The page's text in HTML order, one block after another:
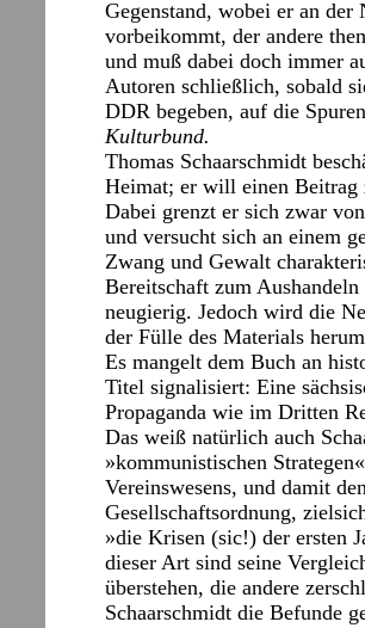
Gegenstand, wobei er an
vorbeikommt, der andere
und muß dabei doch immer
Autoren schließlich, sobald
DDR begeben, auf die
Kulturbund.
Thomas Schaarschmidt
Heimat; er will einen Beitrag
Dabei grenzt er sich zwar
und versucht sich an einem
Zwang und Gewalt
Bereitschaft zum
neugierig. Jedoch wird die
der Fülle des Materials
Es mangelt dem Buch an
Titel signalisiert: Eine
Propaganda wie im Dritten
Das weiß natürlich auch
»kommunistischen
Vereinswesens, und damit
Gesellschaftsordnung,
»die Krisen (sic!) der ersten
dieser Art sind seine
überstehen, die andere
Schaarschmidt die Befunde